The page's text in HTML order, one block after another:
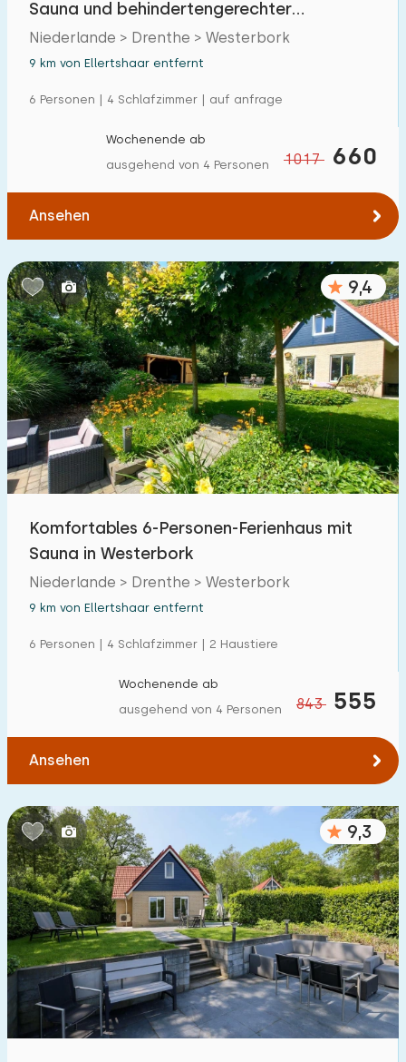
Einfamilienhaus
Tiny house
Hausboot 0
Kindermöbel 1
Eingezäunter Garten 2
Spielgeräte im Garten 0
Hallenbad 1
Freibad
Kinderanimation 0
Eingeschränkte Mobilität
Rollstuhlgerecht
Sauna und behindertengerechter
Ausstattung
Niederlande > Drenthe > Westerbork
9 km von Ellertshaar entfernt
6 Personen | 4 Schlafzimmer | auf anfrage
1017 660
Wochenende ab
ausgehend von 4 Personen
Ansehen
9,4
Komfortables 6-Personen-Ferienhaus mit
Sauna in Westerbork
Niederlande > Drenthe > Westerbork
9 km von Ellertshaar entfernt
6 Personen | 4 Schlafzimmer | 2 Haustiere
843 555
Wochenende ab
ausgehend von 4 Personen
Ansehen
9,3